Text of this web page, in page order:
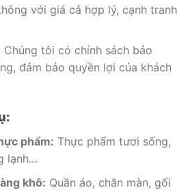
với giá cả hợp lý, cạnh tranh
Chúng tôi có chính sách bảo
đảm bảo quyền lợi của khách
phẩm: Thực phẩm tươi sống,
lạnh…
khô: Quần áo, chăn màn, gối